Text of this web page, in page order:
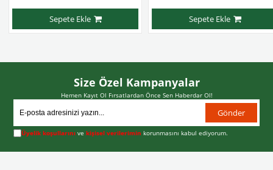
Sepete Ekle Sepete Ekle
Size Özel Kampanyalar
Hemen Kayıt Ol Fırsatlardan Önce Sen Haberdar Ol!
Gönder
Üyelik koşullarını vekişisel verilerimin korunmasını kabul ediyorum.